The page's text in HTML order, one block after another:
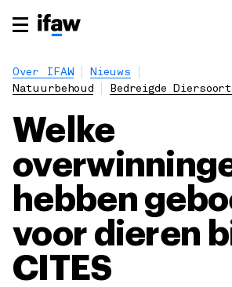
Over IFAW
Nieuws
Natuurbehoud
Bedreigde
Welke
hebben
voor dieren
CITES